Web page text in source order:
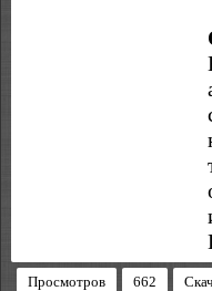
Просмотров 662